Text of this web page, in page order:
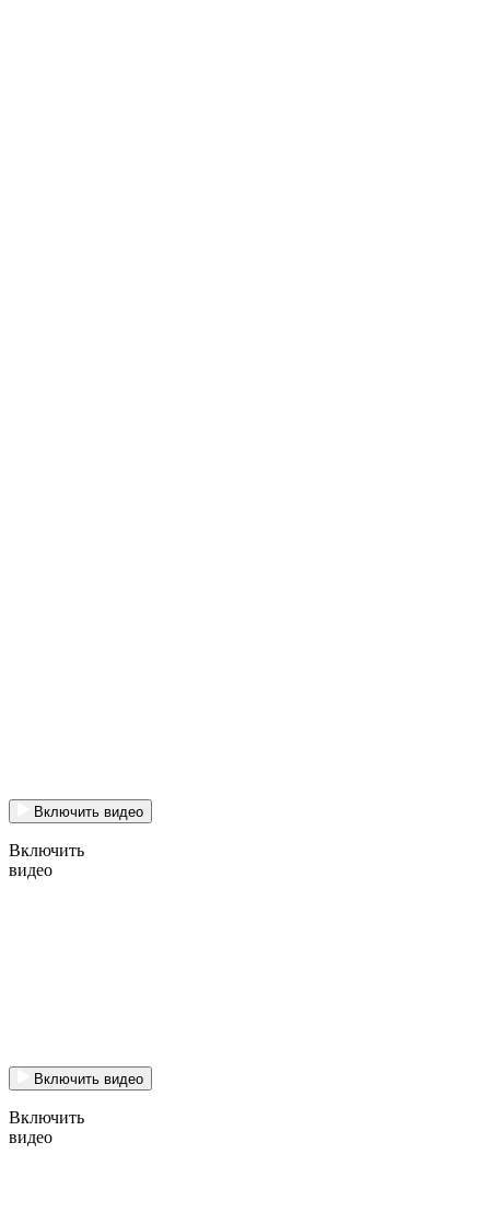
Включить видео
Включить
видео
Включить видео
Включить
видео